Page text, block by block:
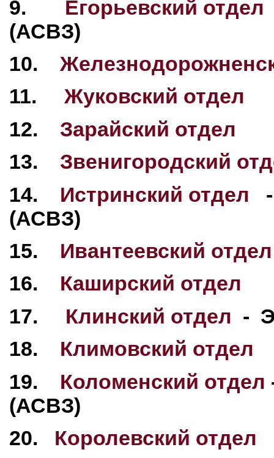
9. Егорьевский отдел
(АСВЗ)
10.
11. Жуковский отдел
12. Зарайский отдел
13. Звенигородский
14. Истринский отдел -
(АСВЗ)
15. Ивантеевский отдел
16. Каширский отдел
17. Клинский отдел -
18. Климовский отдел
19. Коломенский отдел
(АСВЗ)
20. Королевский отдел